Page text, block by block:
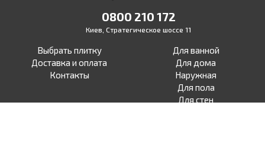
0800 210 172
Киев, Стратегическое шоссе 11
Выбрать плитку
Доставка и оплата
Контакты
Для ванной
Для дома
Наружная
Для пола
Для стен